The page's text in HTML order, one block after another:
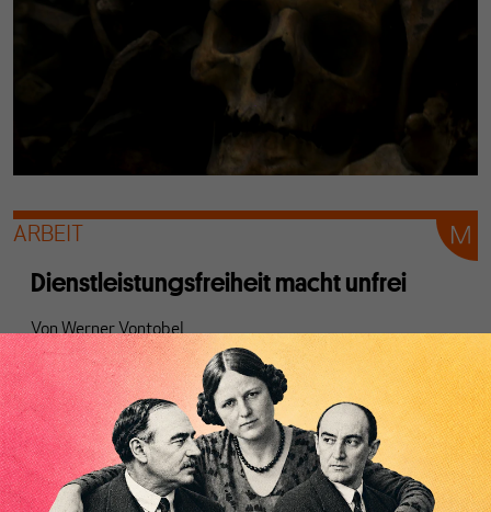
ARBEIT
Dienstleistungsfreiheit macht unfrei
VonWerner Vontobel
Mit der Dienstleistungsfreiheit hat die EU einen weiteren
wichtigen Bestandteil des Gesellschaftsvertrags außer
Kraft gesetzt – ein Dreh mehr in einem Teufelskreis.